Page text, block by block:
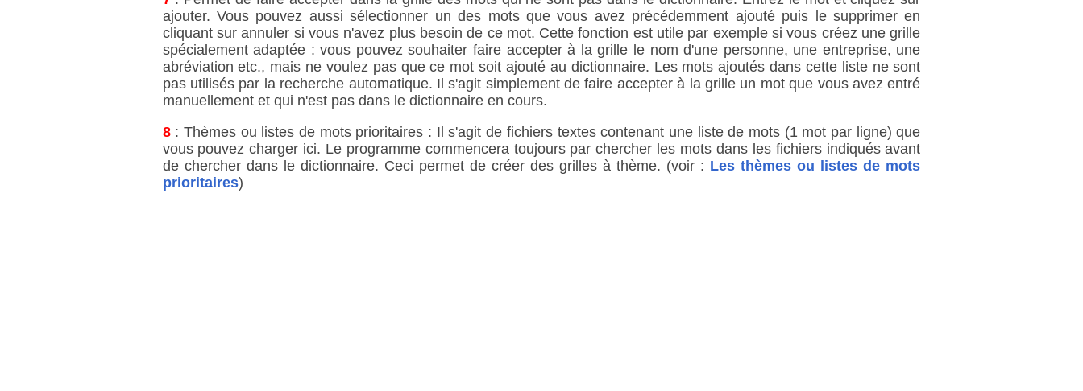
ajouter. Vous pouvez aussi sélectionner un des mots que vous avez précédemment ajouté puis le supprimer en
cliquant sur annuler si vous n'avez plus besoin de ce mot. Cette fonction est utile par exemple si vous créez une grille
spécialement adaptée : vous pouvez souhaiter faire accepter à la grille le nom d'une personne, une entreprise, une
abréviation etc., mais ne voulez pas que ce mot soit ajouté au dictionnaire. Les mots ajoutés dans cette liste ne sont
pas utilisés par la recherche automatique. Il s'agit simplement de faire accepter à la grille un mot que vous avez entré
manuellement et qui n'est pas dans le dictionnaire en cours.
8: Thèmes ou listes de mots prioritaires : Il s'agit de fichiers textes contenant une liste de mots (1 mot par ligne) que
vous pouvez charger ici. Le programme commencera toujours par chercher les mots dans les fichiers indiqués avant
de chercher dans le dictionnaire. Ceci permet de créer des grilles à thème. (voir : Les thèmes ou listes de mots
prioritaires)